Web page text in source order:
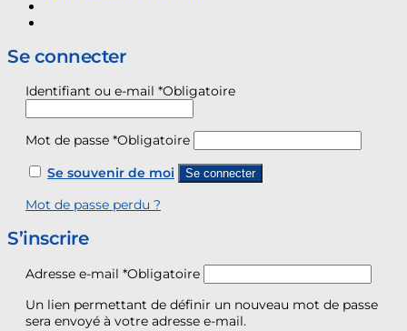
Se connecter
Identifiant ou e-mail *Obligatoire
Mot de passe *Obligatoire
Se souvenir de moi Se connecter
Mot de passe perdu ?
S’inscrire
Adresse e-mail *Obligatoire
Un lien permettant de définir un nouveau mot de passe
sera envoyé à votre adresse e-mail.